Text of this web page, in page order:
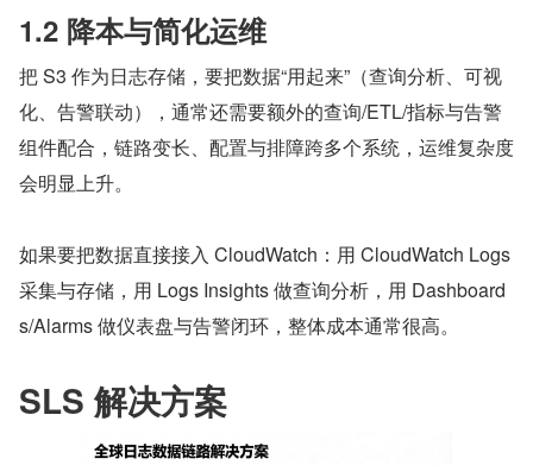
1.2 降本与简化运维
把 S3 作为日志存储，要把数据“用起来”（查询分析、可视
化、告警联动），通常还需要额外的查询/ETL/指标与告警
组件配合，链路变长、配置与排障跨多个系统，运维复杂度
会明显上升。
如果要把数据直接接入 CloudWatch：用 CloudWatch Logs
采集与存储，用 Logs Insights 做查询分析，用 Dashboard
s/Alarms 做仪表盘与告警闭环，整体成本通常很高。
SLS 解决方案